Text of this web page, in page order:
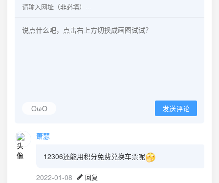
OωO 发送评论
萧瑟
12306还能用积分免费兑换车票呢
2022-01-08 回复